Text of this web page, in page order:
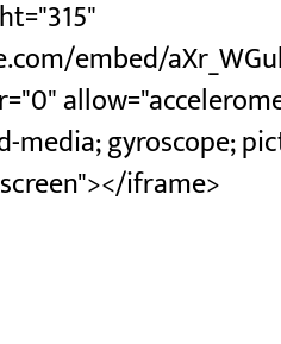
embed/
media; gyroscope;
iframe>